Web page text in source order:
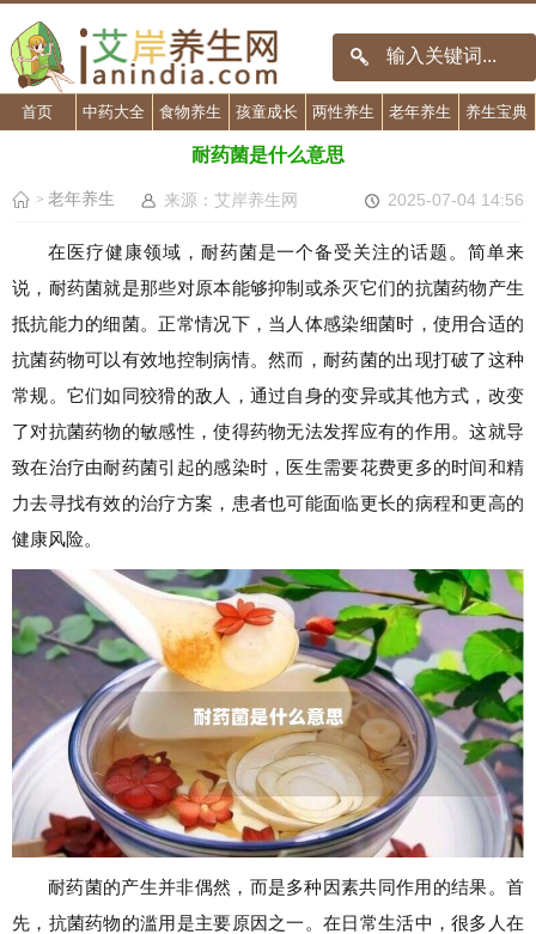
首页 中药大全 食物养生 孩童成长 两性养生 老年养生 养生宝典
耐药菌是什么意思
> 老年养生 来源：艾岸养生网 2025-07-04 14:56
在医疗健康领域，耐药菌是一个备受关注的话题。简单来
说，耐药菌就是那些对原本能够抑制或杀灭它们的抗菌药物产生
抵抗能力的细菌。正常情况下，当人体感染细菌时，使用合适的
抗菌药物可以有效地控制病情。然而，耐药菌的出现打破了这种
常规。它们如同狡猾的敌人，通过自身的变异或其他方式，改变
了对抗菌药物的敏感性，使得药物无法发挥应有的作用。这就导
致在治疗由耐药菌引起的感染时，医生需要花费更多的时间和精
力去寻找有效的治疗方案，患者也可能面临更长的病程和更高的
健康风险。
耐药菌的产生并非偶然，而是多种因素共同作用的结果。首
先，抗菌药物的滥用是主要原因之一。在日常生活中，很多人在